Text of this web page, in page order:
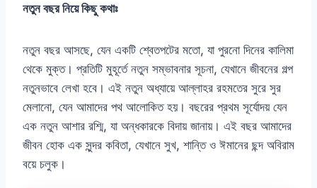
নতুন বছর নিয়ে কিছু কথাঃ
নতুন বছর আসছে, যেন একটি শ্বেতপটের মতো, যা পুরনো দিনের কালিমা
থেকে মুক্ত। প্রতিটি মুহূর্তে নতুন সম্ভাবনার সূচনা, যেখানে জীবনের গল্প
নতুনভাবে লেখা হবে। এই নতুন অধ্যায়ে আল্লাহর রহমতের সুরে সুর
মেলানো, যেন আমাদের পথ আলোকিত হয়। বছরের প্রথম সূর্যোদয় যেন
এক নতুন আশার রশ্মি, যা অন্ধকারকে বিদায় জানায়। এই বছর আমাদের
জীবন হোক এক সুন্দর কবিতা, যেখানে সুখ, শান্তি ও ঈমানের ছন্দ অবিরাম
বয়ে চলুক।